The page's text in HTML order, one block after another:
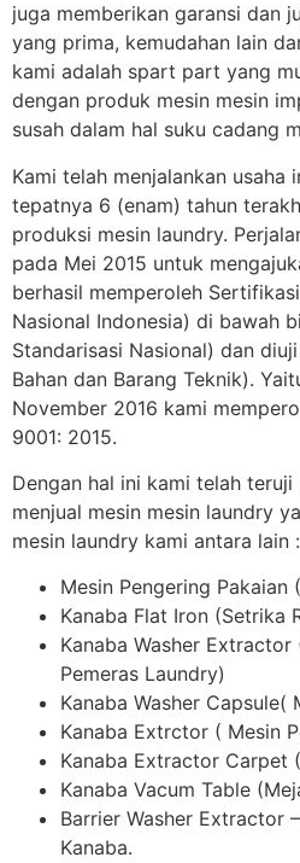
juga memberikan garansi dan
yang prima, kemudahan lain
kami adalah spart part yang
dengan produk mesin mesin
susah dalam hal suku cadang
Kami telah menjalankan usaha
tepatnya 6 (enam) tahun
produksi mesin laundry.
pada Mei 2015 untuk
berhasil memperoleh
Nasional Indonesia) di bawah
Standarisasi Nasional) dan
Bahan dan Barang Teknik).
November 2016 kami
9001: 2015.
Dengan hal ini kami telah
menjual mesin mesin laundry
mesin laundry kami antara lain :
Mesin Pengering Pakaian
Kanaba Flat Iron (Setrika
Kanaba Washer
Pemeras Laundry)
Kanaba Washer Capsule(
Kanaba Extrctor ( Mesin
Kanaba Extractor Carpet
Kanaba Vacum Table
Barrier Washer Extractor
Kanaba.